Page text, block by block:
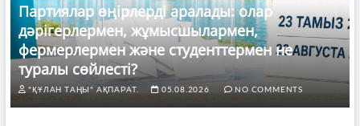
Партиялар өңірлерді аралады: олар
дәрігерлермен, жұмысшылармен,
фермерлермен және студенттермен не
туралы сөйлесті?
"ҚҰЛАН ТАҢЫ" АҚПАРАТ. 05.08.2026 NO COMMENTS